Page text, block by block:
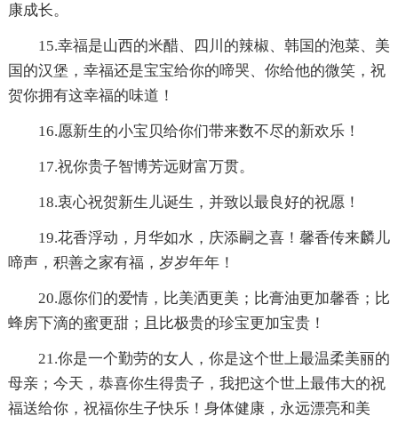
康成长。
15.幸福是山西的米醋、四川的辣椒、韩国的泡菜、美
国的汉堡，幸福还是宝宝给你的啼哭、你给他的微笑，祝
贺你拥有这幸福的味道！
16.愿新生的小宝贝给你们带来数不尽的新欢乐！
17.祝你贵子智博芳远财富万贯。
18.衷心祝贺新生儿诞生，并致以最良好的祝愿！
19.花香浮动，月华如水，庆添嗣之喜！馨香传来麟儿
啼声，积善之家有福，岁岁年年！
20.愿你们的爱情，比美洒更美；比膏油更加馨香；比
蜂房下滴的蜜更甜；且比极贵的珍宝更加宝贵！
21.你是一个勤劳的女人，你是这个世上最温柔美丽的
母亲；今天，恭喜你生得贵子，我把这个世上最伟大的祝
福送给你，祝福你生子快乐！身体健康，永远漂亮和美